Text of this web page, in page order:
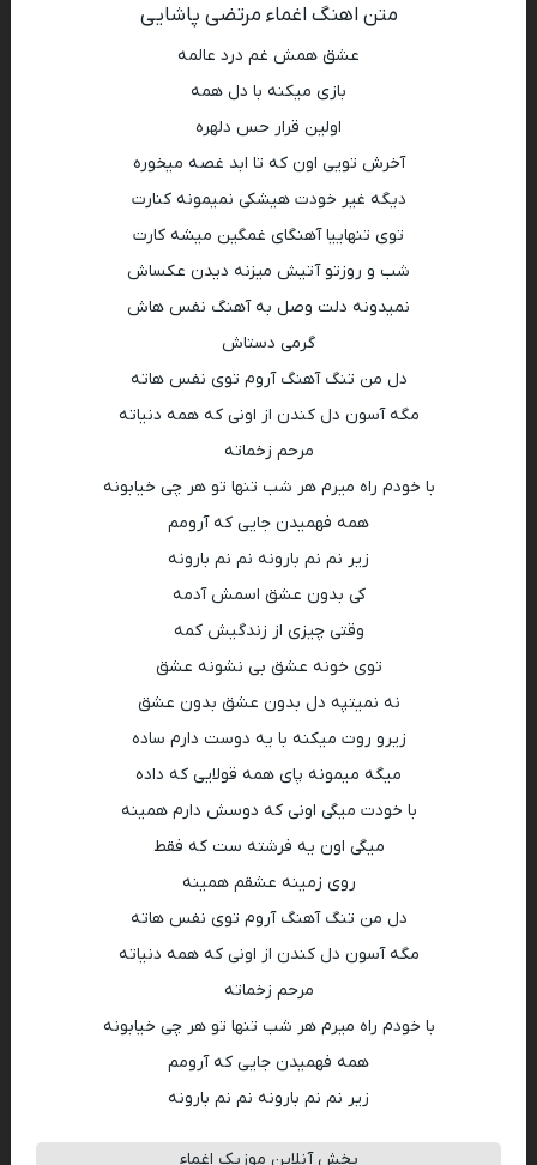
متن اهنگ اغماء مرتضی پاشایی
عشق همش غم درد عالمه
بازی میکنه با دل همه
اولین قرار حس دلهره
آخرش تویی اون که تا ابد غصه میخوره
دیگه غیر خودت هیشکی نمیمونه کنارت
توی تنهاییا آهنگای غمگین میشه کارت
شب و روزتو آتیش میزنه دیدن عکساش
نمیدونه دلت وصل به آهنگ نفس هاش
گرمی دستاش
دل من تنگ آهنگ آروم توی نفس هاته
مگه آسون دل کندن از اونی که همه دنیاته
مرحم زخماته
با خودم راه میرم هر شب تنها تو هر چی خیابونه
همه فهمیدن جایی که آرومم
زیر نم نم بارونه نم نم بارونه
کی بدون عشق اسمش آدمه
وقتی چیزی از زندگیش کمه
توی خونه عشق بی نشونه عشق
نه نمیتپه دل بدون عشق بدون عشق
زیرو روت میکنه با یه دوست دارم ساده
میگه میمونه پای همه قولایی که داده
با خودت میگی اونی که دوسش دارم همینه
میگی اون یه فرشته ست که فقط
روی زمینه عشقم همینه
دل من تنگ آهنگ آروم توی نفس هاته
مگه آسون دل کندن از اونی که همه دنیاته
مرحم زخماته
با خودم راه میرم هر شب تنها تو هر چی خیابونه
همه فهمیدن جایی که آرومم
زیر نم نم بارونه نم نم بارونه
پخش آنلاین موزیک اغماء